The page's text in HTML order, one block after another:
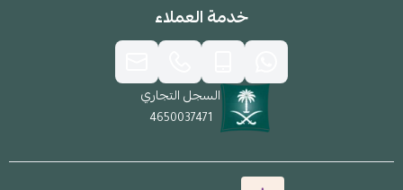
خدمة العملاء
السجل التجاري
4650037471